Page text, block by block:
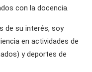
con la docencia.
de su interés, soy
en actividades de
y deportes de